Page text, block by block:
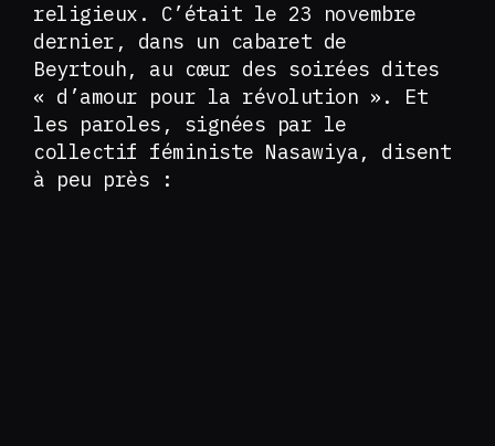
religieux. C’était le 23 novembre
dernier, dans un cabaret de
Beyrtouh, au cœur des soirées dites
« d’amour pour la révolution ». Et
les paroles, signées par le
collectif féministe Nasawiya, disent
à peu près :